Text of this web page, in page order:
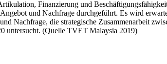
Finanzierung und
und Nachfrage durchgeführt. Es wird
Nachfrage, die strategische Zusammenarbeit
untersucht. (Quelle TVET Malaysia 2019)